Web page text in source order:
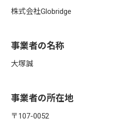
株式会社Globridge
事業者の名称
大塚誠
事業者の所在地
〒107-0052